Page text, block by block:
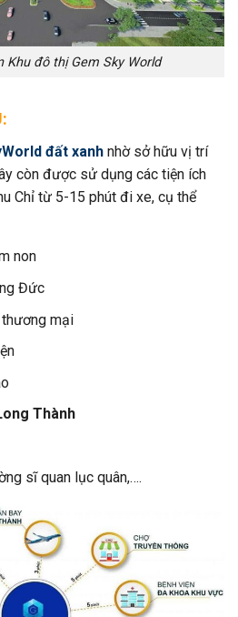
Khu đô thị Gem Sky World
đất xanh nhờ sở hữu vị trí
còn được sử dụng các tiện ích
Chỉ từ 5-15 phút đi xe, cụ thể
non
Đức
thương mại
Thành
sĩ quan lục quân,….